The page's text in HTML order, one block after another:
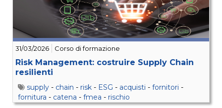
31/03/2026 Corso di formazione
Risk Management: costruire Supply Chain
resilienti
supply - chain - risk - ESG - acquisti - fornitori -
fornitura - catena - fmea - rischio